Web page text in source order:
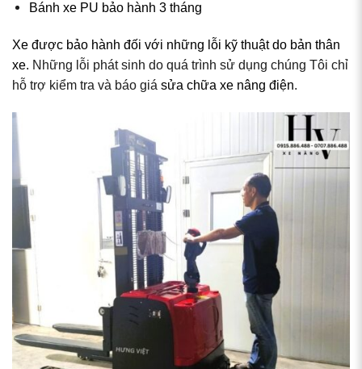
Bánh xe PU bảo hành 3 tháng
Xe được bảo hành đối với những lỗi kỹ thuật do bản thân
xe. Những lỗi phát sinh do quá trình sử dụng chúng Tôi chỉ
hỗ trợ kiểm tra và báo giá sửa chữa xe nâng điện.